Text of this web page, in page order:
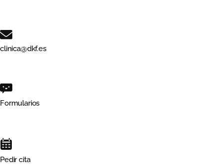
clinica@dkf.es
Formularios
Pedir cita